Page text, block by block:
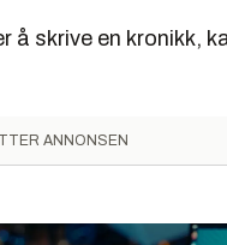
å skrive en kronikk,
ANNONSEN